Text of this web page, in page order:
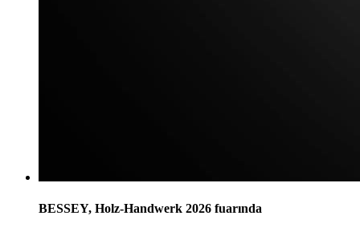
BESSEY, Holz-Handwerk 2026 fuarında